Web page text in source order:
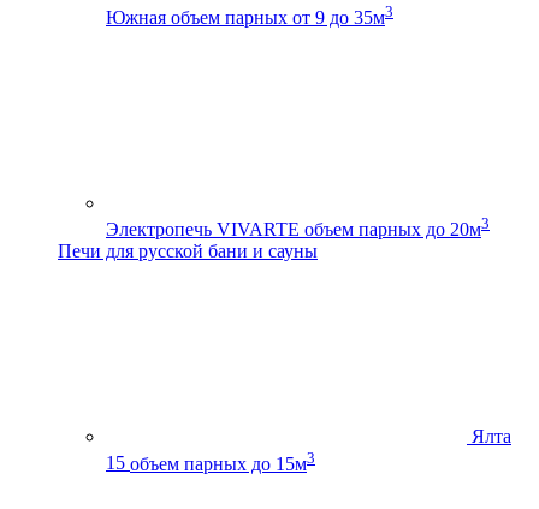
Южная объем парных от 9 до 35м3
Электропечь VIVARTE объем парных до 20м3
Печи для русской бани и сауны
Ялта
15 объем парных до 15м3